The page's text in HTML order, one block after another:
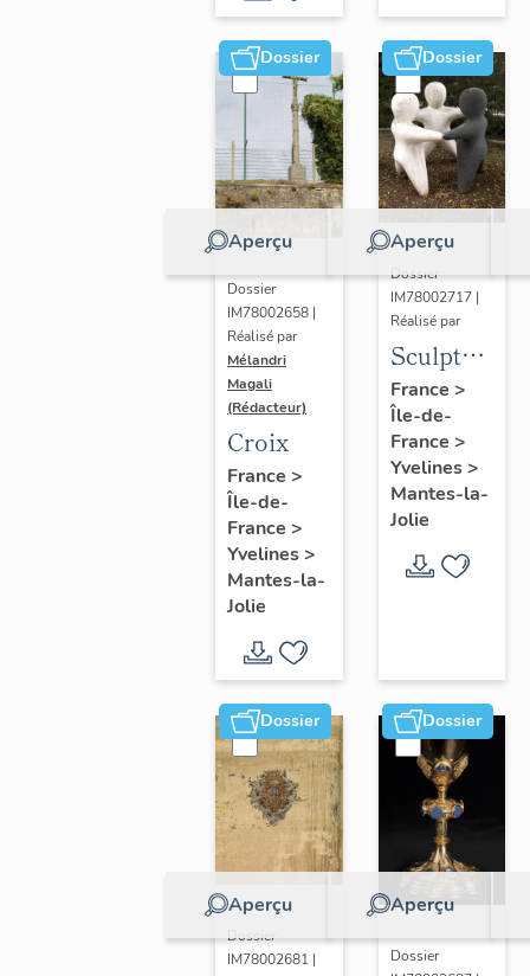
Dossier
Aperçu
Dossier
IM78002658 |
Réalisé par
Mélandri
Magali
(Rédacteur)
Croix
France >
Île-de-
France >
Yvelines>
Mantes-la-
Jolie
Dossier
Aperçu
Dossier
IM78002717 |
Réalisé par
Sculpture
: la
Ronde
France >
Île-de-
France >
Yvelines>
Mantes-la-
Jolie
Dossier
Aperçu
Dossier
IM78002681 |
Dossier
Aperçu
Dossier